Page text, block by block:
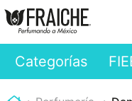
Categorías